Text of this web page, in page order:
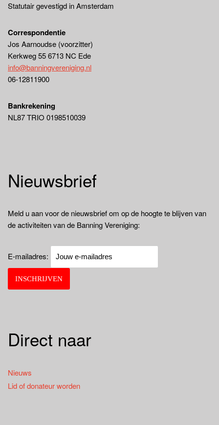
Statutair gevestigd in Amsterdam
Correspondentie
Jos Aarnoudse (voorzitter)
Kerkweg 55 6713 NC Ede
info@banningvereniging.nl
06-12811900
Bankrekening
NL87 TRIO 0198510039
Nieuwsbrief
Meld u aan voor de nieuwsbrief om op de hoogte te blijven van
de activiteiten van de Banning Vereniging:
E-mailadres:
Direct naar
Nieuws
Lid of donateur worden